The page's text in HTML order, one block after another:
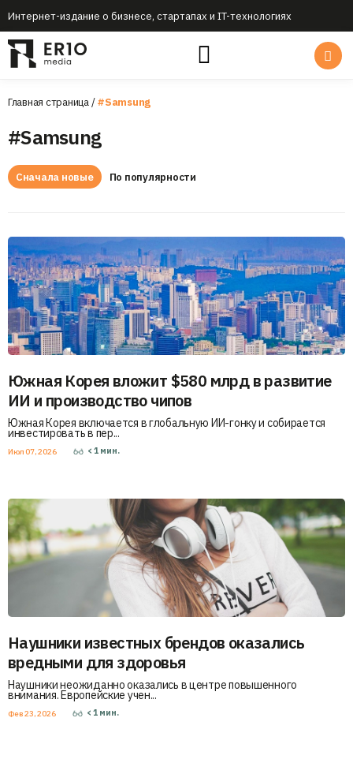
Интернет-издание о бизнесе, стартапах и IT-технологиях
Главная страница/#Samsung
#Samsung
Сначала новые По популярности
Южная Корея вложит $580 млрд в развитие
ИИ и производство чипов
Южная Корея включается в глобальную ИИ-гонку и собирается
инвестировать в пер...
Июл 07, 2026 < 1 мин.
Наушники известных брендов оказались
вредными для здоровья
Наушники неожиданно оказались в центре повышенного
внимания. Европейские учен...
Фев 23, 2026 < 1 мин.